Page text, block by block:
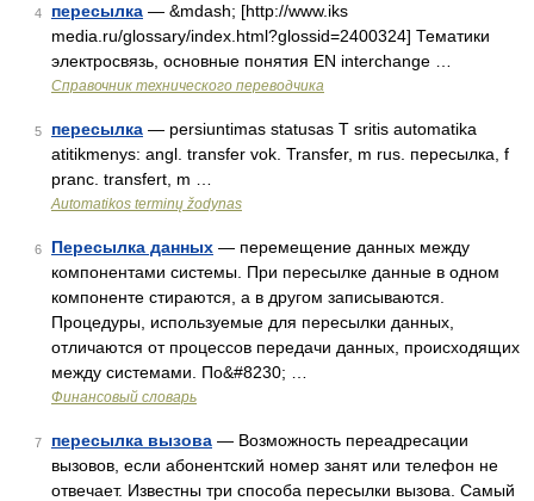
4 пересылка — &mdash; [http://www.iks
media.ru/glossary/index.html?glossid=2400324] Тематики
электросвязь, основные понятия EN interchange …
Справочник технического переводчика
5 пересылка — persiuntimas statusas T sritis automatika
atitikmenys: angl. transfer vok. Transfer, m rus. пересылка, f
pranc. transfert, m …
Automatikos terminų žodynas
6 Пересылка данных — перемещение данных между
компонентами системы. При пересылке данные в одном
компоненте стираются, а в другом записываются.
Процедуры, используемые для пересылки данных,
отличаются от процессов передачи данных, происходящих
между системами. По&#8230; …
Финансовый словарь
7 пересылка вызова — Возможность переадресации
вызовов, если абонентский номер занят или телефон не
отвечает. Известны три способа пересылки вызова. Самый